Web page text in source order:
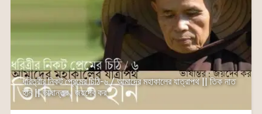
ধরিত্রীর নিকট প্রেমের চিঠি-৬ / আমাদের মহাকালের যাত্রাপথ || তিক নাত
হান || ভাষান্তর : জয়দেব কর